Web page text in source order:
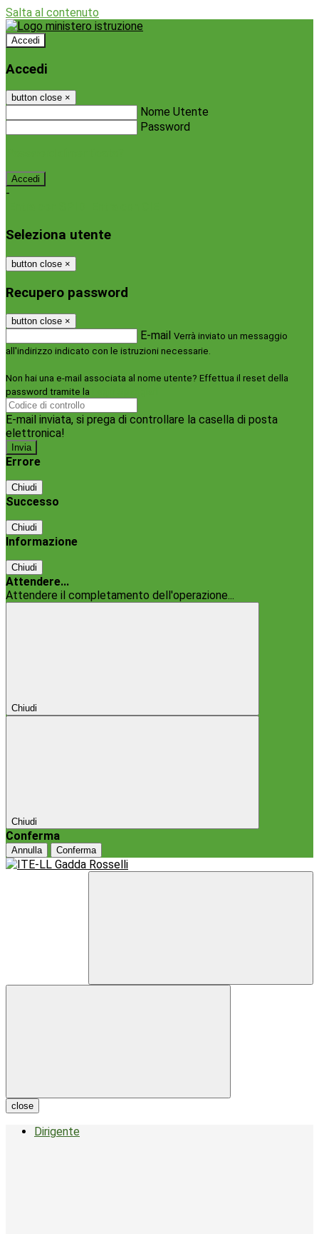
Salta al contenuto
Accedi
Accedi
button close ×
Nome Utente
Password
-
Seleziona utente
button close ×
Recupero password
button close ×
E-mail Verrà inviato un messaggio
all'indirizzo indicato con le istruzioni necessarie.
Non hai una e-mail associata al nome utente? Effettua il reset della
password tramite la
E-mail inviata, si prega di controllare la casella di posta
elettronica!
Errore
Chiudi
Successo
Chiudi
Informazione
Chiudi
Attendere...
Attendere il completamento dell'operazione...
Chiudi
Chiudi
Conferma
Annulla Conferma
close
Dirigente